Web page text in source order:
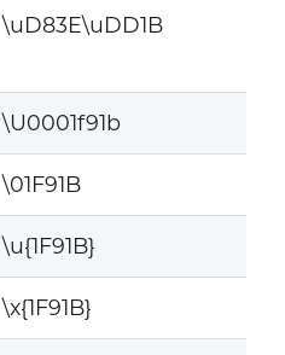
\uD83E\uDD1B
\U0001f91b
\01F91B
\u{1F91B}
\x{1F91B}